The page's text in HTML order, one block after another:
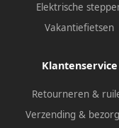
Elektrische
Vakantiefietsen
Klantenservice
Retourneren &
Verzending &